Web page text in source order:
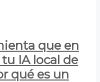
que en
IA local de
qué es un